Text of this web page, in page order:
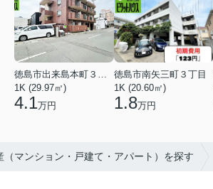
1K (29.97㎡)
4.1万円
徳島市南矢三町３丁目
1K (20.60㎡)
1.8万円
マンション・戸建て・アパート）を探す